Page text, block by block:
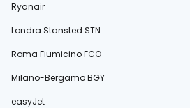
Ryanair
Londra Stansted STN
Roma Fiumicino FCO
Milano-Bergamo BGY
easyJet